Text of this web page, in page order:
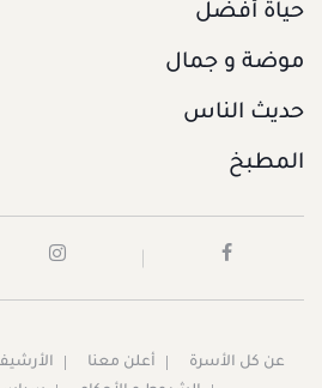
حياة أفضل
موضة و جمال
حديث الناس
المطبخ
عن كل الأسرة أعلن معنا